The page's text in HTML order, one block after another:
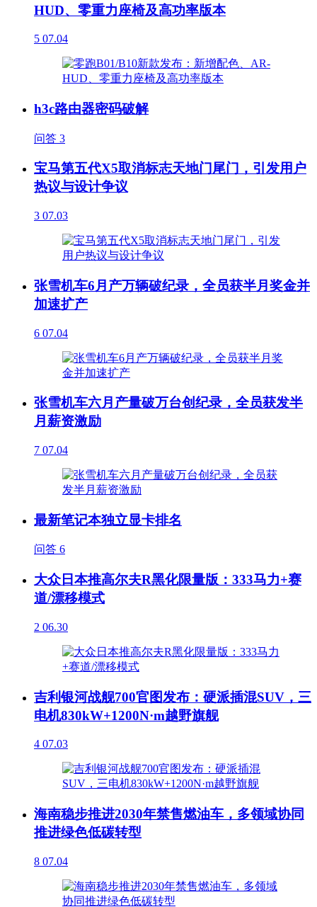
HUD、零重力座椅及高功率版本
5 07.04
h3c路由器密码破解
问答 3
宝马第五代X5取消标志天地门尾门，引发用户
热议与设计争议
3 07.03
张雪机车6月产万辆破纪录，全员获半月奖金并
加速扩产
6 07.04
张雪机车六月产量破万台创纪录，全员获发半
月薪资激励
7 07.04
最新笔记本独立显卡排名
问答 6
大众日本推高尔夫R黑化限量版：333马力+赛
道/漂移模式
2 06.30
吉利银河战舰700官图发布：硬派插混SUV，三
电机830kW+1200N·m越野旗舰
4 07.03
海南稳步推进2030年禁售燃油车，多领域协同
推进绿色低碳转型
8 07.04